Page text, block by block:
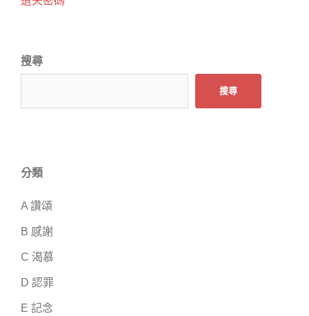
搜尋
搜尋
分類
A 讚頌
B 感謝
C 渴慕
D 認罪
E 記念